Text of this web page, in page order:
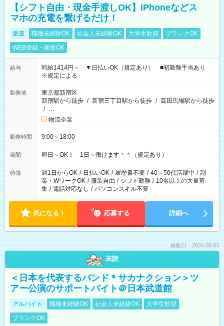
【シフト自由・現金手渡しOK】iPhoneなどス
マホの充電を繋げるだけ！
派遣 職種未経験OK 社会人未経験OK 大学生歓迎
ブランクOK
WEB登録・面接OK
給与
時給1414円～ ▼日払いOK（規定あり） ■初勤務手当あり
※規定による
勤務地
東京都新宿区
新宿駅から徒歩 / 新宿三丁目駅から徒歩 / 高田馬場駅から徒歩
/ …
物流企業
勤務時間 9:00～18:00
期間 即日～OK！ 1日～働けます＾＾（規定あり）
特徴 週1日からOK / 日払いOK / 履歴書不要 / 40～50代活躍中 / 副
業・WワークOK / 服装自由 / シフト勤務 / 10名以上の大量募
集 / 電話対応なし / パソコンスキル不要
気になる！ 応募する 詳細へ
掲載日：2026.08.03
未読
＜日本を代表するバンド＊サカナクション＞ツ
アー公演のサポートバイト＠日本武道館
アルバイト 職種未経験OK 社会人未経験OK
大学生歓迎
ブランクOK